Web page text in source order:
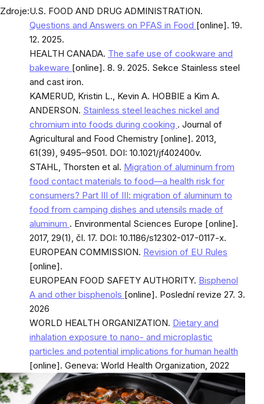
Zdroje:U.S. FOOD AND DRUG ADMINISTRATION.
Questions and Answers on PFAS in Food [online]. 19.
12. 2025.
HEALTH CANADA. The safe use of cookware and
bakeware [online]. 8. 9. 2025. Sekce Stainless steel
and cast iron.
KAMERUD, Kristin L., Kevin A. HOBBIE a Kim A.
ANDERSON. Stainless steel leaches nickel and
chromium into foods during cooking . Journal of
Agricultural and Food Chemistry [online]. 2013,
61(39), 9495–9501. DOI: 10.1021/jf402400v.
STAHL, Thorsten et al. Migration of aluminum from
food contact materials to food—a health risk for
consumers? Part III of III: migration of aluminum to
food from camping dishes and utensils made of
aluminum . Environmental Sciences Europe [online].
2017, 29(1), čl. 17. DOI: 10.1186/s12302-017-0117-x.
EUROPEAN COMMISSION. Revision of EU Rules
[online].
EUROPEAN FOOD SAFETY AUTHORITY. Bisphenol
A and other bisphenols [online]. Poslední revize 27. 3.
2026
WORLD HEALTH ORGANIZATION. Dietary and
inhalation exposure to nano- and microplastic
particles and potential implications for human health
[online]. Geneva: World Health Organization, 2022